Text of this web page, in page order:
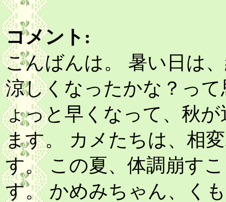
コメント:
こんばんは。 暑い日は
涼しくなったかな？っ
ょっと早くなって、秋
ます。 カメたちは、相
す。 この夏、体調崩す
す。 かめみちゃん、く